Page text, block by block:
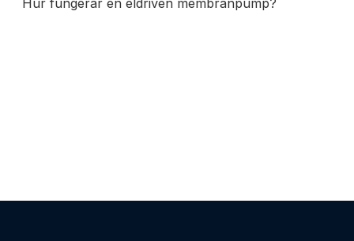
Hur fungerar en eldriven membranpump?